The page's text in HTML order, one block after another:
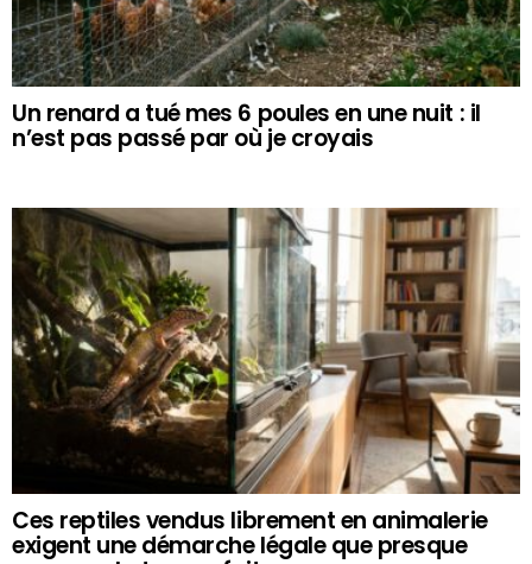
Un renard a tué mes 6 poules en une nuit : il
n’est pas passé par où je croyais
Ces reptiles vendus librement en animalerie
exigent une démarche légale que presque